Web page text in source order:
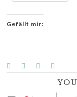
Gefällt mir: